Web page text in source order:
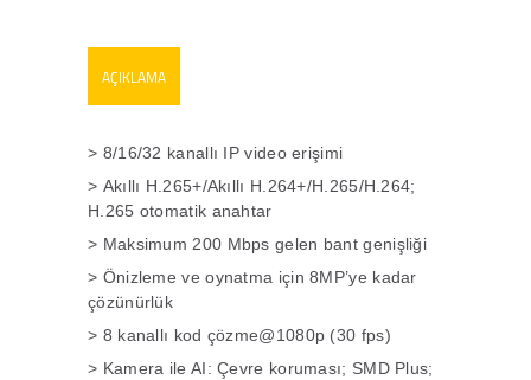
AÇIKLAMA
> 8/16/32 kanallı IP video erişimi
> Akıllı H.265+/Akıllı H.264+/H.265/H.264;
H.265 otomatik anahtar
> Maksimum 200 Mbps gelen bant genişliği
> Önizleme ve oynatma için 8MP’ye kadar
çözünürlük
> 8 kanallı kod çözme@1080p (30 fps)
> Kamera ile AI: Çevre koruması; SMD Plus;